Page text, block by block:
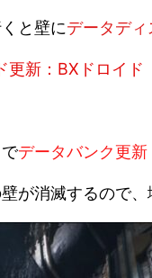
と壁にデータディ
更新：BXドロイド
データバンク更
が消滅するので